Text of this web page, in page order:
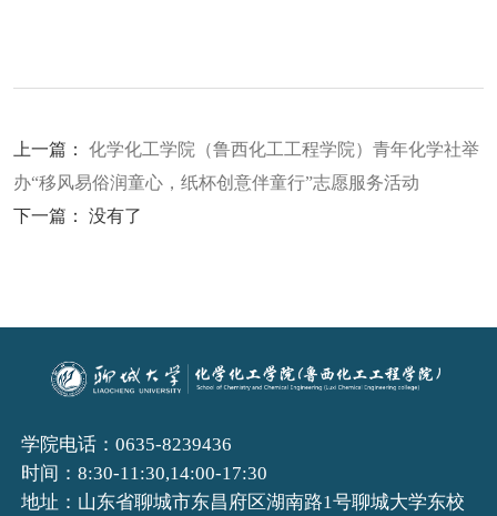
上一篇： 化学化工学院（鲁西化工工程学院）青年化学社举
办“移风易俗润童心，纸杯创意伴童行”志愿服务活动
下一篇： 没有了
学院电话：0635-8239436
时间：8:30-11:30,14:00-17:30
地址：山东省聊城市东昌府区湖南路1号聊城大学东校